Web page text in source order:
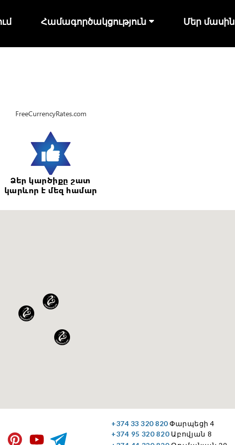
Համագործակցություն
Մեր մասին
FreeCurrencyRates.com
Ձեր կարծիքը շատ
կարևոր է մեզ համար
+374 33 320 820Փարպեցի 4
+374 95 320 820Աբովյան 8